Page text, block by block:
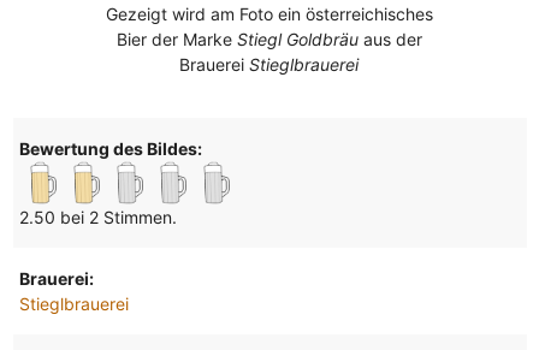
Gezeigt wird am Foto ein österreichisches
Bier der Marke Stiegl Goldbräuaus der
BrauereiStieglbrauerei
Bewertung des Bildes:
2.50 bei 2 Stimmen.
Brauerei:
Stieglbrauerei